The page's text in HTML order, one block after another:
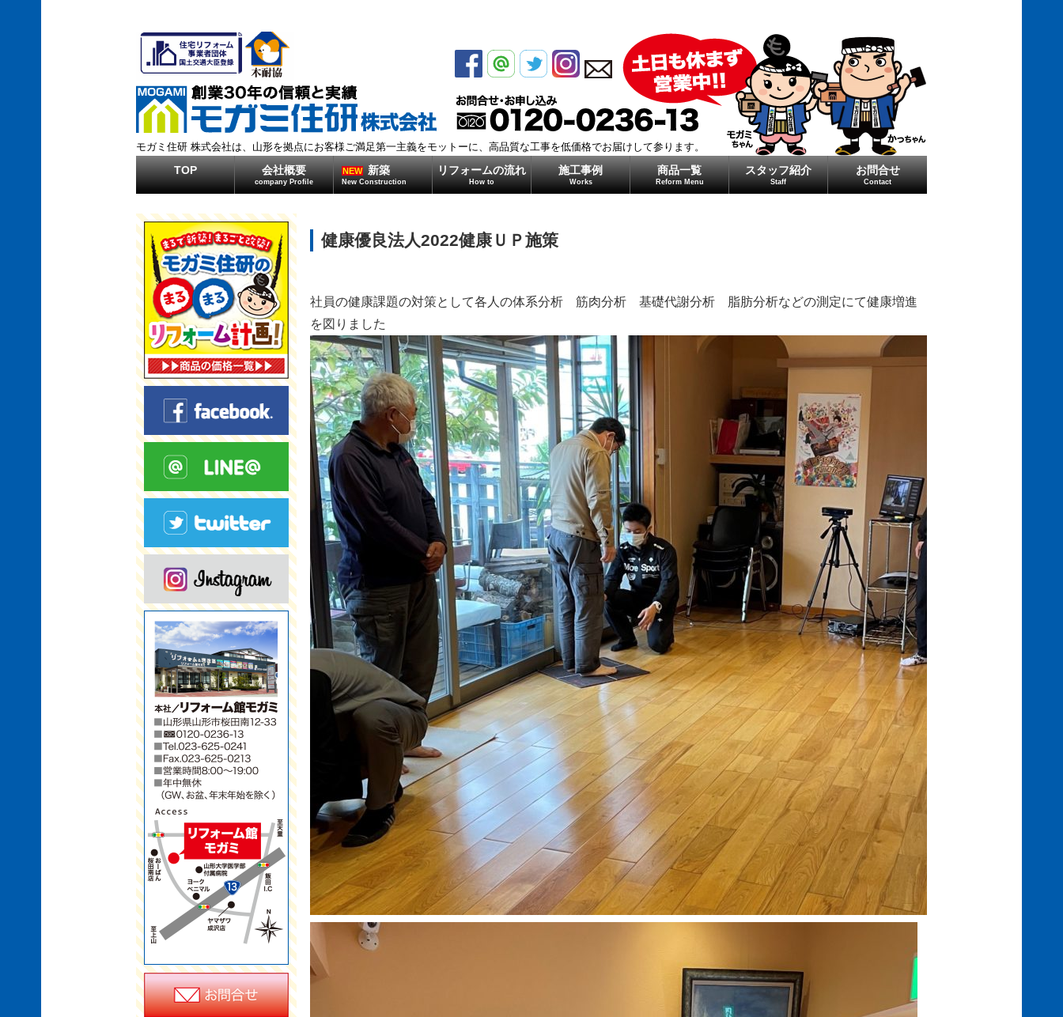
モガミ住研株式会社
モガミ住研 株式会社は、山形を拠点にお客様ご満足第一主義をモットーに、高品質な工事を低価格でお届けして参ります。
TOP 会社概要
company Profile
NEW 新築
New Construction
リフォームの流れ
How to
施工事例
Works
商品一覧
Reform Menu
スタッフ紹介
Staff
お問合せ
Contact
健康優良法人2022健康ＵＰ施策
社員の健康課題の対策として各人の体系分析 筋肉分析 基礎代謝分析 脂肪分析などの測定にて健康増進
を図りました